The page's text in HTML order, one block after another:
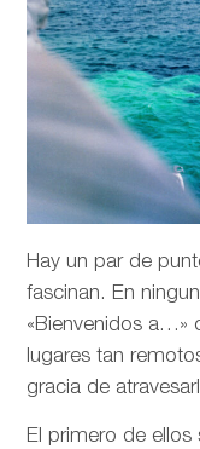
Hay un par de
fascinan. En
«Bienvenidos a…»
lugares tan
gracia de
El primero de ellos